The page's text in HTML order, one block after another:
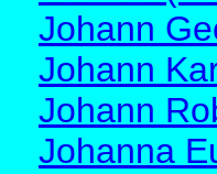
Johann
Johann
Johann
Johanna